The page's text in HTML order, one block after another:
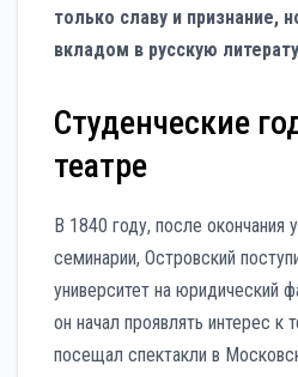
только славу и признание,
вкладом в русскую
Студенческие
театре
В 1840 году, после окончания
семинарии, Островский
университет на юридический
он начал проявлять интерес к
посещал спектакли в